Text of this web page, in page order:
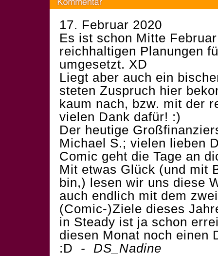
17. Februar 2020
Es ist schon Mitte
reichhaltigen Planungen
umgesetzt. XD
Liegt aber auch ein
steten Zuspruch hier
kaum nach, bzw. mit der
vielen Dank dafür! :)
Der heutige
Michael S.; vielen lieben
Comic geht die Tage an
Mit etwas Glück (und mit
bin,) lesen wir uns diese
auch endlich mit dem
(Comic-)Ziele dieses
in Steady ist ja schon
diesen Monat noch einen
:D - DS_Nadine